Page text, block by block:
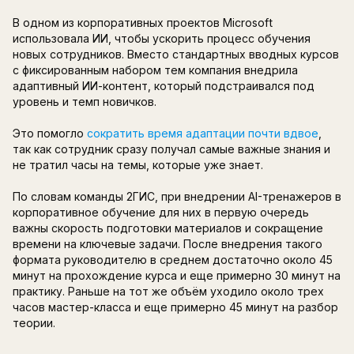
команды, которые создают и поддерживают
Нейросети помогают:
генерировать базовый контент и учебные
создавать задания, тесты и интерактивные
вовлеченность;
автоматизировать уведомления и
Раньше все эти процессы ложились на
L&D-специалистов и HR-команд. Теперь ИИ
на себя часть этих задач, освободив людей
стратегического планирования, фасилитации
работы с командой.